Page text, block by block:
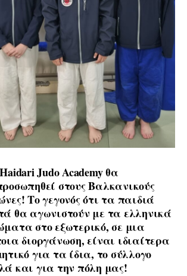
Judo Academy θα
στους Βαλκανικούς
Το γεγονός ότι τα παιδιά
θα αγωνιστούν με τα ελληνικά
στο εξωτερικό, σε μια
διοργάνωση, είναι ιδιαίτερα
για τα ίδια, τοσύλλογο
και για την πόλη μας!